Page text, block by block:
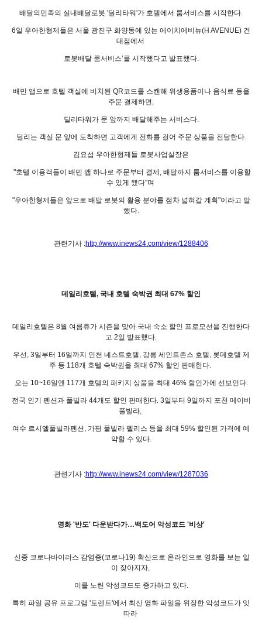
배달의민족의 실내배달로봇 '딜리타워'가 호텔에서 룸서비스를 시작한다.
6일 우아한형제들은 서울 광진구 화양동에 있는 에이치에비뉴(H AVENUE) 건
대점에서
로봇배달 룸서비스’를 시작했다고 발표했다.
배민 앱으로 호텔 객실에 비치된 QR코드를 스캔해 위생용품이나 음식료 등을
주문 결제하면,
딜리타워가 문 앞까지 배달해주는 서비스다.
딜리는 객실 문 앞에 도착하면 고객에게 전화를 걸어 주문 상품을 전달한다.
김요섭 우아한형제들 로봇사업실장은
"호텔 이용객들이 배민 앱 하나로 주문부터 결제, 배달까지 룸서비스를 이용할
수 있게 됐다"며
"우아한형제들은 앞으로 배달 로봇의 활용 분야를 점차 넓혀갈 계획"이라고 말
했다.
관련기사 :http://www.inews24.com/view/1288406
데일리호텔, 국내 호텔 숙박권 최대 67% 할인
데일리호텔은 8월 여름휴가 시즌을 맞아 국내 숙소 할인 프로모션을 진행한다
고 2일 발표했다.
우선, 3일부터 16일까지 인천 네스트호텔, 강릉 세인트존스 호텔, 롯데호텔 제
주 등 118개 호텔 숙박권을 최대 67% 할인 판매한다.
오는 10~16일엔 117개 호텔의 패키지 상품을 최대 46% 할인가에 선보인다.
전국 인기 펜션과 풀빌라 44개도 할인 판매한다. 3일부터 9일까지 포천 메이비
풀빌라,
여수 르시엘풀빌라펜션, 가평 풀빌라 펠리스 등을 최대 59% 할인된 가격에 예
약할 수 있다.
관련기사 :http://www.inews24.com/view/1287036
영화 '반도' 다운받다가…백도어 악성코드 '비상'
신종 코로나바이러스 감염증(코로나19) 확산으로 온라인으로 영화를 보는 일
이 잦아지자,
이를 노린 악성코드도 증가하고 있다.
특히 파일 공유 프로그램 '토렌트'에서 최신 영화 파일을 위장한 악성코드가 잇
따라